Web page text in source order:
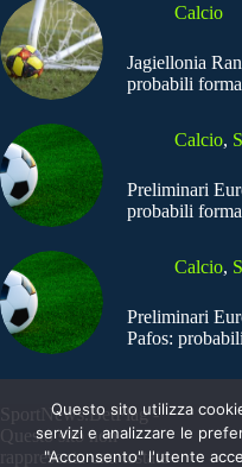
Calcio
Jagiellonia
probabili
Calcio,
Preliminari
probabili
Calcio,
Preliminari
Pafos:
SportNews.BetFlag -
Questo sito non
rappresenta una testata
Questo sito utilizza
servizi e analizzare le
"Acconsento" l'utente